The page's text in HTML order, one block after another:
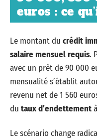
euros : ce
Le montant du crédit
salaire mensuel requis.
avec un prêt de 90 000
mensualité s’établit
revenu net de 1 560
du taux d’endettement
Le scénario change